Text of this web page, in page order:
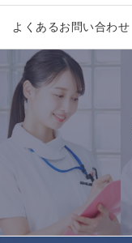
よくあるお問い合わせ